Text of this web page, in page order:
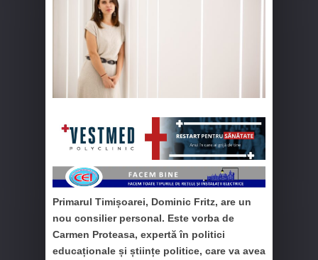
Primarul Timișoarei, Dominic Fritz, are un
nou consilier personal. Este vorba de
Carmen Proteasa, expertă în politici
educaționale și științe politice, care va avea